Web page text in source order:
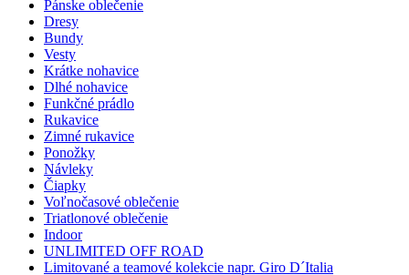
Pánske oblečenie
Dresy
Bundy
Vesty
Krátke nohavice
Dlhé nohavice
Funkčné prádlo
Rukavice
Zimné rukavice
Ponožky
Návleky
Čiapky
Voľnočasové oblečenie
Triatlonové oblečenie
Indoor
UNLIMITED OFF ROAD
Limitované a teamové kolekcie napr. Giro D´Italia